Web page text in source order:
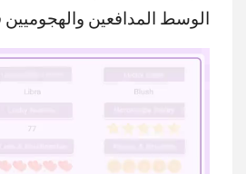
الوسط المدافعين والهجوميين